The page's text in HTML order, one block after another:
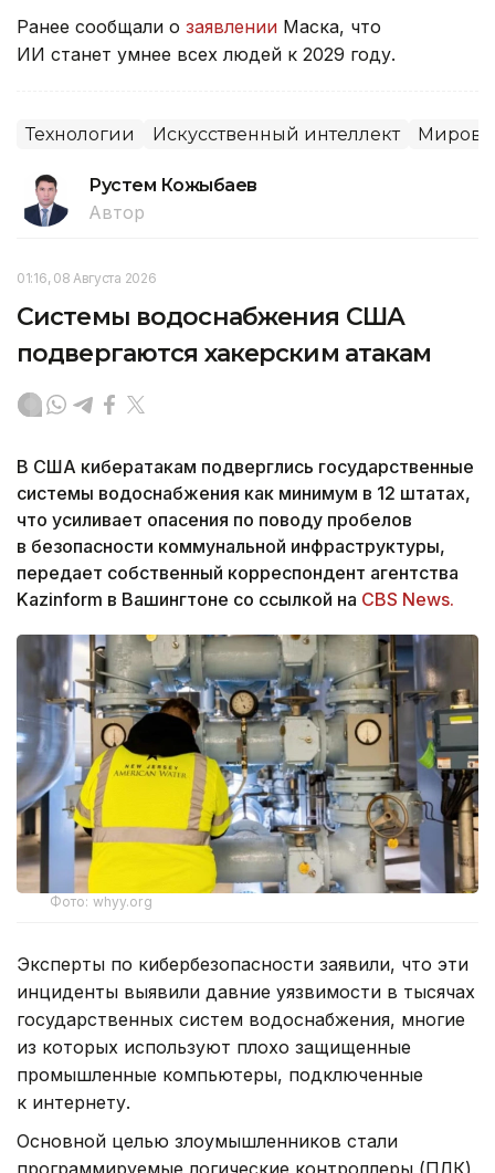
Ранее сообщали о заявлении Маска, что
ИИ станет умнее всех людей к 2029 году.
Технологии Искусственный интеллект
Рустем Кожыбаев
Автор
01:16, 08 Августа 2026
Системы водоснабжения США
подвергаются хакерским атакам
В США кибератакам подверглись государственные
системы водоснабжения как минимум в 12 штатах,
что усиливает опасения по поводу пробелов
в безопасности коммунальной инфраструктуры,
передает собственный корреспондент агентства
Kazinform в Вашингтоне со ссылкой на CBS News.
Фото: whyy.org
Эксперты по кибербезопасности заявили, что эти
инциденты выявили давние уязвимости в тысячах
государственных систем водоснабжения, многие
из которых используют плохо защищенные
промышленные компьютеры, подключенные
к интернету.
Основной целью злоумышленников стали